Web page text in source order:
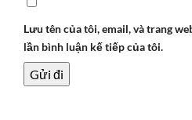
Lưu tên của tôi, email, và trang
lần bình luận kế tiếp của tôi.